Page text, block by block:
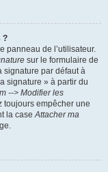
?
panneau de l’utilisateur.
sur le formulaire de
signature par défaut à
signature » à partir du
--> Modifier les
toujours empêcher une
la caseAttacher ma